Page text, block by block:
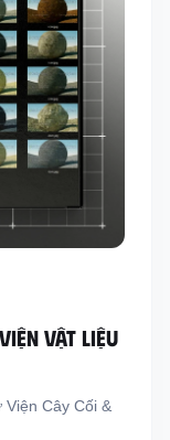
Thạnh,
VẬT LIỆU
Cây Cối &